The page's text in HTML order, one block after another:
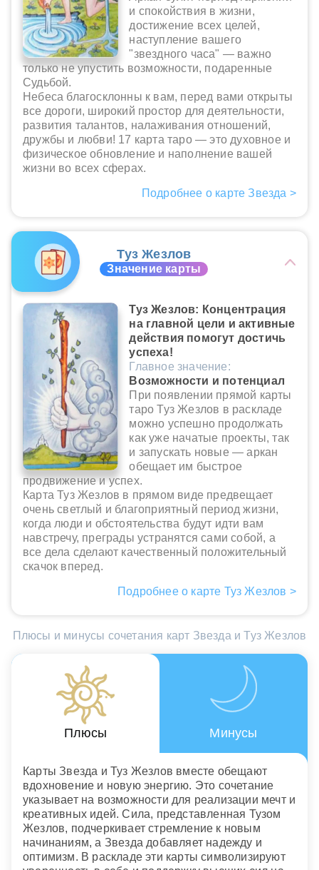
и спокойствия в жизни,
достижение всех целей,
наступление вашего
"звездного часа" — важно
только не упустить возможности, подаренные
Судьбой.
Небеса благосклонны к вам, перед вами открыты
все дороги, широкий простор для деятельности,
развития талантов, налаживания отношений,
дружбы и любви! 17 карта таро — это духовное и
физическое обновление и наполнение вашей
жизни во всех сферах.
Подробнее о карте Звезда >
Туз Жезлов
Значение карты
Туз Жезлов: Концентрация
на главной цели и активные
действия помогут достичь
успеха!
Главное значение:
Возможности и потенциал
При появлении прямой карты
таро Туз Жезлов в раскладе
можно успешно продолжать
как уже начатые проекты, так
и запускать новые — аркан
обещает им быстрое
продвижение и успех.
Карта Туз Жезлов в прямом виде предвещает
очень светлый и благоприятный период жизни,
когда люди и обстоятельства будут идти вам
навстречу, преграды устранятся сами собой, а
все дела сделают качественный положительный
скачок вперед.
Подробнее о карте Туз Жезлов >
Плюсы и минусы сочетания карт Звезда и Туз Жезлов
Плюсы Минусы
Карты Звезда и Туз Жезлов вместе обещают
вдохновение и новую энергию. Это сочетание
указывает на возможности для реализации мечт и
креативных идей. Сила, представленная Тузом
Жезлов, подчеркивает стремление к новым
начинаниям, а Звезда добавляет надежду и
оптимизм. В раскладе эти карты символизируют